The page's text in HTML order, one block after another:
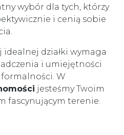
wybór dla tych, którzy
i cenią sobie
działki wymaga
i umiejętności
W
jesteśmy Twoim
fascynującym terenie.